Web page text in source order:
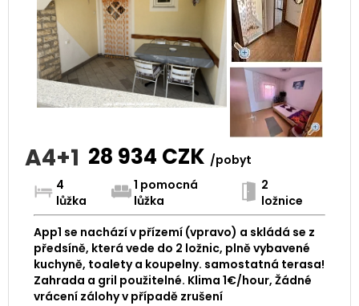
A4+1 28 934 CZK /pobyt
4
lůžka
1 pomocná
lůžka
2
ložnice
App1 se nachází v přízemí (vpravo) a skládá se z
předsíně, která vede do 2 ložnic, plně vybavené
kuchyně, toalety a koupelny. samostatná terasa!
Zahrada a gril použitelné. Klima 1€/hour, Žádné
vrácení zálohy v případě zrušení